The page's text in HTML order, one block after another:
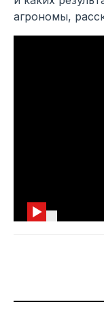
агрономы,